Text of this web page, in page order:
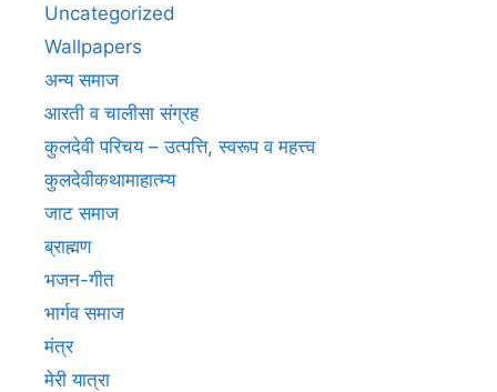
Uncategorized
Wallpapers
अन्य समाज
आरती व चालीसा संग्रह
कुलदेवी परिचय – उत्पत्ति, स्वरूप व महत्त्व
कुलदेवीकथामाहात्म्य
जाट समाज
ब्राह्मण
भजन-गीत
भार्गव समाज
मंत्र
मेरी यात्रा